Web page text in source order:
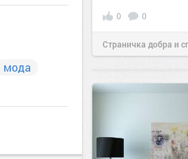
мода
0 0
Страничка добра и